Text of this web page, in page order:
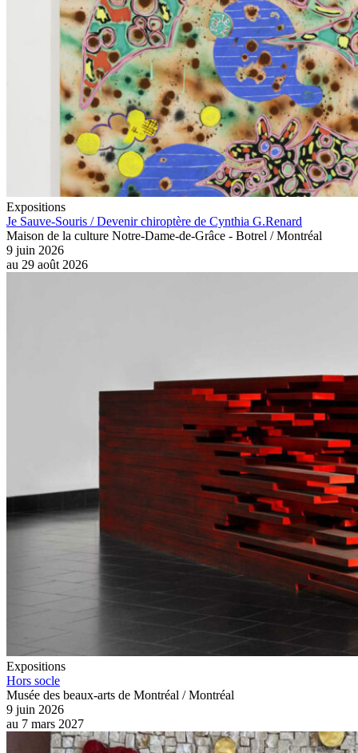
Expositions
Je Sauve-Souris / Devenir chiroptère de Cynthia G.Renard
Maison de la culture Notre-Dame-de-Grâce - Botrel / Montréal
9 juin 2026
au 29 août 2026
Expositions
Hors socle
Musée des beaux-arts de Montréal / Montréal
9 juin 2026
au 7 mars 2027